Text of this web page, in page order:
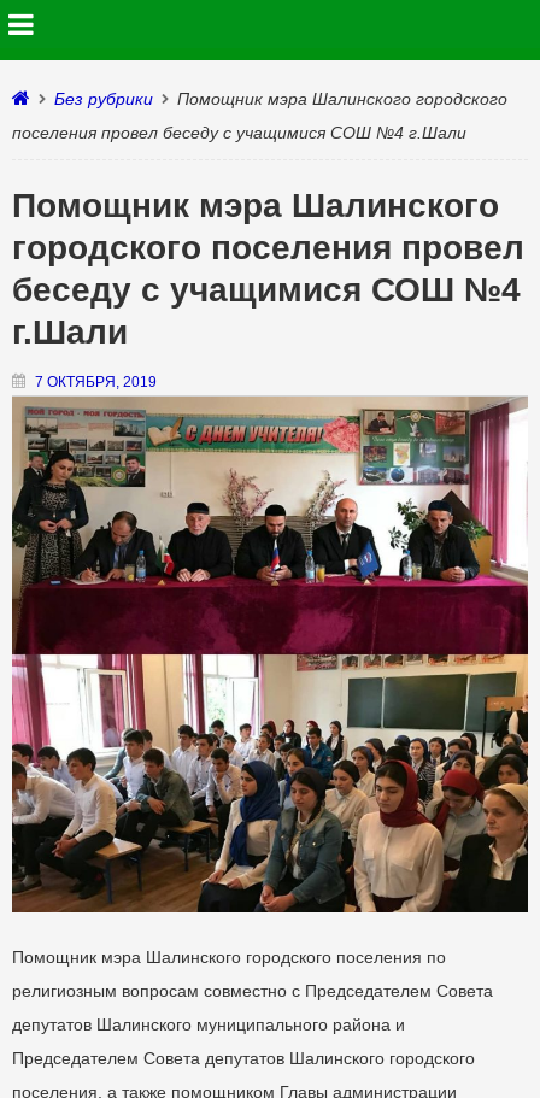
Без рубрики
Помощник мэра Шалинского городского
поселения провел беседу с учащимися СОШ №4 г.Шали
Помощник мэра Шалинского
городского поселения провел
беседу с учащимися СОШ №4
г.Шали
7 ОКТЯБРЯ, 2019
Помощник мэра Шалинского городского поселения по
религиозным вопросам совместно с Председателем Совета
депутатов Шалинского муниципального района и
Председателем Совета депутатов Шалинского городского
поселения, а также помощником Главы администрации